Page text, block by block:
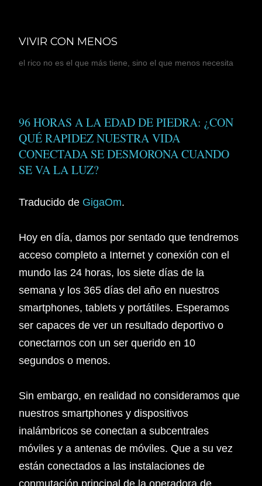
VIVIR CON MENOS
el rico no es el que más tiene, sino el que menos necesita
96 HORAS A LA EDAD DE PIEDRA: ¿CON
QUÉ RAPIDEZ NUESTRA VIDA
CONECTADA SE DESMORONA CUANDO
SE VA LA LUZ?
Traducido de GigaOm.
Hoy en día, damos por sentado que tendremos
acceso completo a Internet y conexión con el
mundo las 24 horas, los siete días de la
semana y los 365 días del año en nuestros
smartphones, tablets y portátiles. Esperamos
ser capaces de ver un resultado deportivo o
conectarnos con un ser querido en 10
segundos o menos.
Sin embargo, en realidad no consideramos que
nuestros smartphones y dispositivos
inalámbricos se conectan a subcentrales
móviles y a antenas de móviles. Que a su vez
están conectados a las instalaciones de
conmutación principal de la operadora de